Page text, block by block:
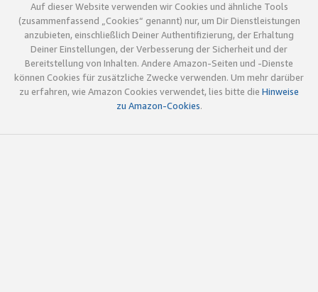
Auf dieser Website verwenden wir Cookies und ähnliche Tools
(zusammenfassend „Cookies“ genannt) nur, um Dir Dienstleistungen
anzubieten, einschließlich Deiner Authentifizierung, der Erhaltung
Deiner Einstellungen, der Verbesserung der Sicherheit und der
Bereitstellung von Inhalten. Andere Amazon-Seiten und -Dienste
können Cookies für zusätzliche Zwecke verwenden. Um mehr darüber
zu erfahren, wie Amazon Cookies verwendet, lies bitte die Hinweise
zu Amazon-Cookies.